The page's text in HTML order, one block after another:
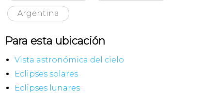
Argentina
Para esta ubicación
Vista astronómica del cielo
Eclipses solares
Eclipses lunares